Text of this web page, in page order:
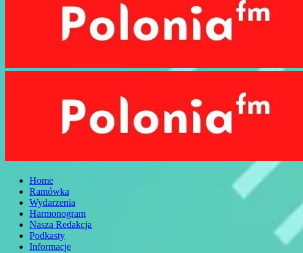
Home
Ramówka
Wydarzenia
Harmonogram
Nasza Redakcja
Podkasty
Informacje